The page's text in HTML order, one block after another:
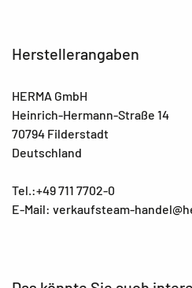
Herstellerangaben
HERMA GmbH
Heinrich-Hermann-Straße 14
70794 Filderstadt
Deutschland
Tel.:+49 711 7702-0
E-Mail: verkaufsteam-